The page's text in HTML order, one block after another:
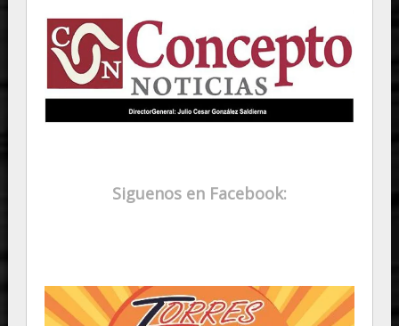
Siguenos en Facebook: